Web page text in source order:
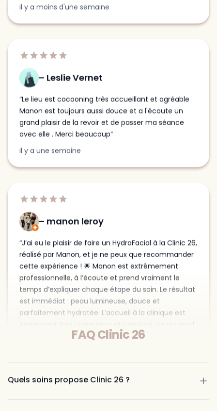
Leslie Vernet
Le lieu est cocooning très accueillant et agréable
Manon est toujours aussi douce et a l'écoute un
grand plaisir de la revoir et de passer ma séance
avec elle . Merci beaucoup
il y a une semaine
manon leroy
J’ai eu le plaisir de faire un HydraFacial à la Clinic 26,
réalisé par Manon, et je ne peux que recommander
cette expérience ! 🌟 Manon est extrêmement
professionnelle, à l’écoute et prend vraiment le
temps d’expliquer chaque étape du soin. Le résultat
est immédiat : peau lumineuse, douce et
parfaitement hydratée. L’accueil à la clinique est
également très chaleureux et convivial, ce qui rend
le moment encore plus agréable. Je repars avec la
sensation d’avoir pris soin de moi comme jamais, et
je reviendrai sans hésiter pour mes prochains soins.
Un grand merci à Manon pour son expertise, sa
FAQ Clinic 26
Quels soins propose Clinic 26 ?